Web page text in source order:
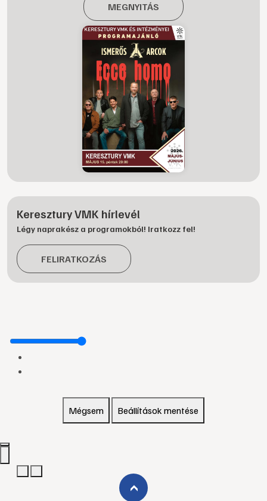
MEGNYITÁS
Keresztury VMK hírlevél
Légy naprakész a programokból! Iratkozz fel!
FELIRATKOZÁS
Mégsem Beállítások mentése
›